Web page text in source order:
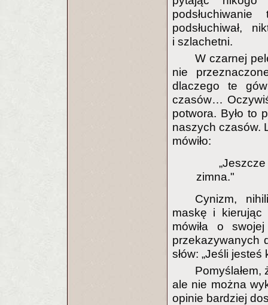
podsłuchiwał,
i szlachetni.
W czarnej
nie
dlaczego te
czasów…
potwora. Było to
naszych czasów.
mówiło:
zimna."
Cynizm,
maskę i kierując
mówiła o
przekazywanych
słów: „Jeśli
ale nie można
opinie bardziej